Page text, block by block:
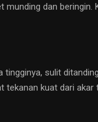
dan
sulit
kuat dari